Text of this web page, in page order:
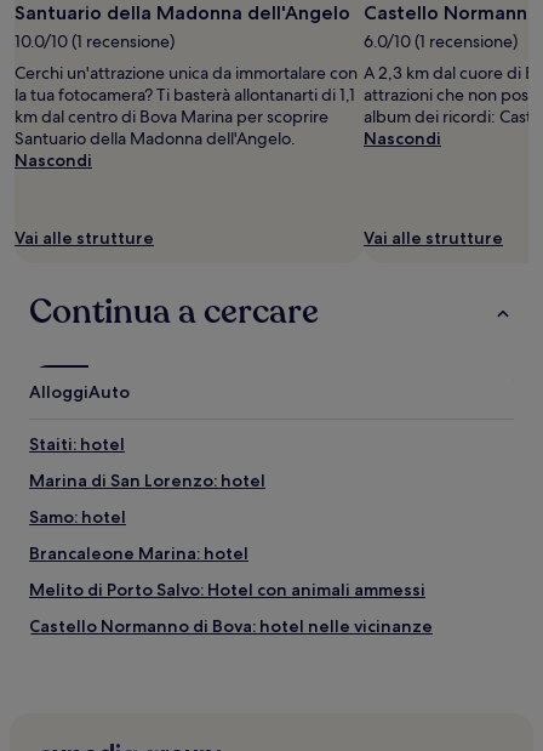
Santuario della Madonna dell'Angelo
10.0/10 (1 recensione)
Cerchi un'attrazione unica da immortalare con
la tua fotocamera? Ti basterà allontanarti di 1,1
km dal centro di Bova Marina per scoprire
Santuario della Madonna dell'Angelo.
Nascondi
Vai alle strutture
Castello
6.0/10 (1 recensione)
A 2,3 km dal cuore di
attrazioni che non
album dei ricordi:
Nascondi
Vai alle strutture
Continua a cercare
AlloggiAuto
Staiti: hotel
Marina di San Lorenzo: hotel
Samo: hotel
Brancaleone Marina: hotel
Melito di Porto Salvo: Hotel con animali ammessi
Castello Normanno di Bova: hotel nelle vicinanze